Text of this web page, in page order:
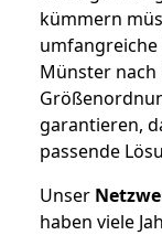
kümmern
Münster
garantieren,
passende
Unser
haben viele